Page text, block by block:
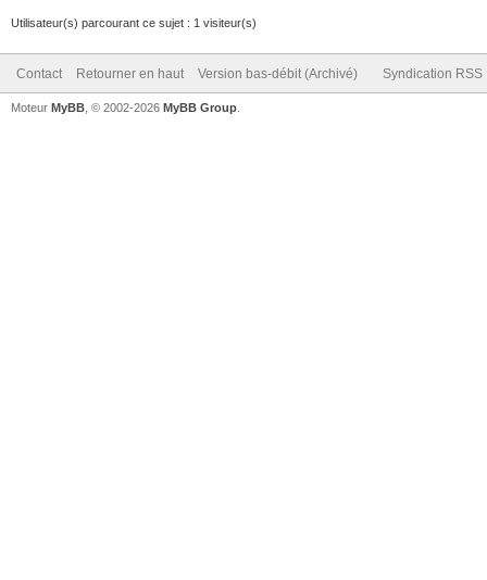
Utilisateur(s) parcourant ce sujet : 1 visiteur(s)
Contact Retourner en haut Version bas-débit (Archivé) Syndication RSS
Moteur MyBB , © 2002-2026 MyBB Group